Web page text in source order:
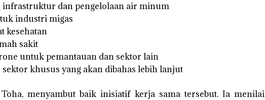
infrastruktur dan pengelolaan air minum
industri migas
kesehatan
sakit
untuk pemantauan dan sektor lain
sektor khusus yang akan dibahas lebih lanjut
menyambut baik inisiatif kerja sama tersebut. Ia menilai